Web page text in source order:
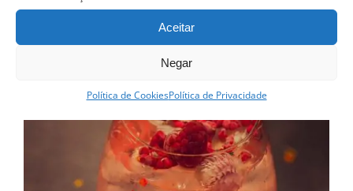
Aceitar
Negar
Política de CookiesPolítica de Privacidade
Curso esgotado